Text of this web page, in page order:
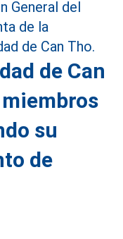
de Can
su
de